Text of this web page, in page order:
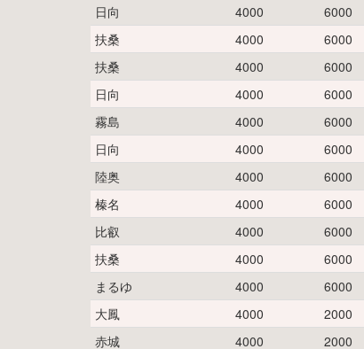
日向
4000 6000
扶桑
4000 6000
扶桑
4000 6000
日向
4000 6000
霧島
4000 6000
日向
4000 6000
陸奥
4000 6000
榛名
4000 6000
比叡
4000 6000
扶桑
4000 6000
まるゆ
4000 6000
大鳳
4000 2000
赤城
4000 2000